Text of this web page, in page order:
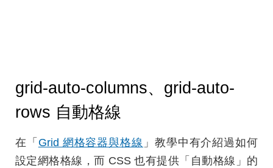
grid-auto-columns、grid-auto-
rows 自動格線
在「 Grid 網格容器與格線 」教學中有介紹過如何
設定網格格線，而 CSS 也有提供「自動格線」的